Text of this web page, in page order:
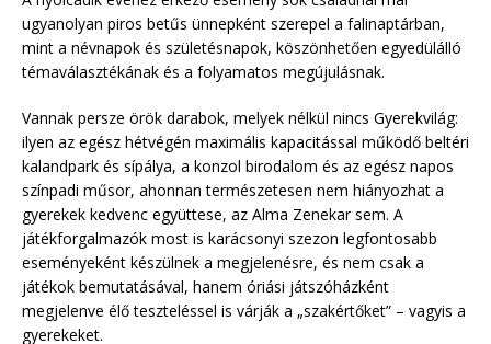
ugyanolyan piros betűs ünnepként szerepel a falinaptárban,
mint a névnapok és születésnapok, köszönhetően egyedülálló
témaválasztékának és a folyamatos megújulásnak.
Vannak persze örök darabok, melyek nélkül nincs Gyerekvilág:
ilyen az egész hétvégén maximális kapacitással működő beltéri
kalandpark és sípálya, a konzol birodalom és az egész napos
színpadi műsor, ahonnan természetesen nem hiányozhat a
gyerekek kedvenc együttese, az Alma Zenekar sem. A
játékforgalmazók most is karácsonyi szezon legfontosabb
eseményeként készülnek a megjelenésre, és nem csak a
játékok bemutatásával, hanem óriási játszóházként
megjelenve élő teszteléssel is várják a „szakértőket” – vagyis a
gyerekeket.